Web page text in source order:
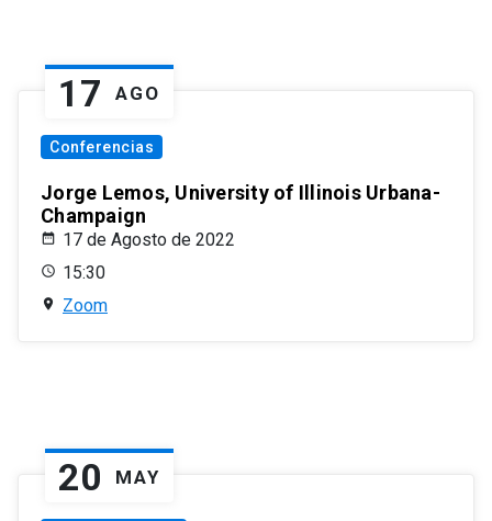
17 AGO
Conferencias
Jorge Lemos, University of Illinois Urbana-
Champaign
17 de Agosto de 2022
15:30
Zoom
20 MAY